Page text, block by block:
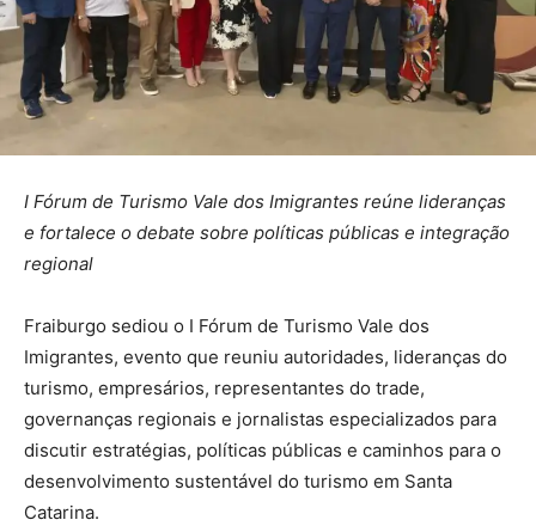
I Fórum de Turismo Vale dos Imigrantes reúne lideranças
e fortalece o debate sobre políticas públicas e integração
regional
Fraiburgo sediou o I Fórum de Turismo Vale dos
Imigrantes, evento que reuniu autoridades, lideranças do
turismo, empresários, representantes do trade,
governanças regionais e jornalistas especializados para
discutir estratégias, políticas públicas e caminhos para o
desenvolvimento sustentável do turismo em Santa
Catarina.